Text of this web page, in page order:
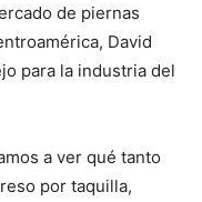
de piernas
David
para la industria del
a ver qué tanto
por taquilla,